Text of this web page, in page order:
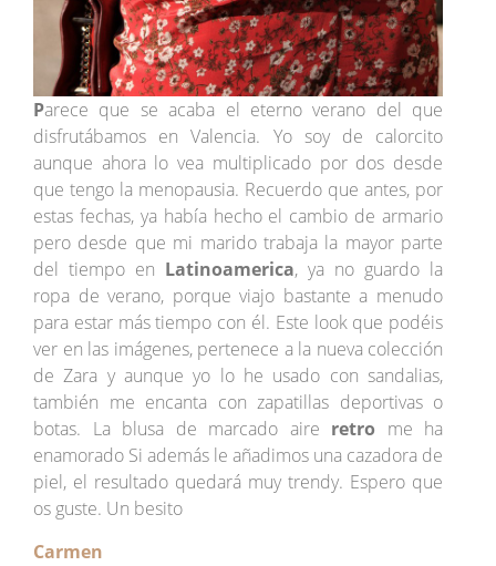
Parece que se acaba el eterno verano del que
disfrutábamos en Valencia. Yo soy de calorcito
aunque ahora lo vea multiplicado por dos desde
que tengo la menopausia. Recuerdo que antes, por
estas fechas, ya había hecho el cambio de armario
pero desde que mi marido trabaja la mayor parte
del tiempo en Latinoamerica, ya no guardo la
ropa de verano, porque viajo bastante a menudo
para estar más tiempo con él. Este look que podéis
ver en las imágenes, pertenece a la nueva colección
de Zara y aunque yo lo he usado con sandalias,
también me encanta con zapatillas deportivas o
botas. La blusa de marcado aire retro me ha
enamorado Si además le añadimos una cazadora de
piel, el resultado quedará muy trendy. Espero que
os guste. Un besito
Carmen